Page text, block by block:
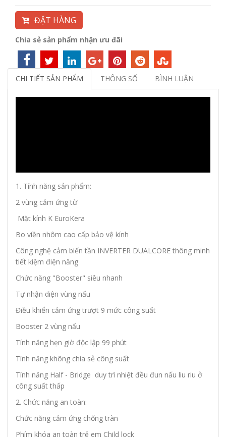
ĐẶT HÀNG
Chia sẻ sản phẩm nhận ưu đãi
CHI TIẾT SẢN PHẨM THÔNG SỐ BÌNH LUẬN
1. Tính năng sản phẩm:
2 vùng cảm ứng từ
Mặt kính K EuroKera
Bo viền nhôm cao cấp bảo vệ kính
Công nghệ cảm biến tần INVERTER DUALCORE thông minh
tiết kiệm điện năng
Chức năng "Booster" siêu nhanh
Tự nhận diện vùng nấu
Điều khiển cảm ứng trượt 9 mức công suất
Booster 2 vùng nấu
Tính năng hẹn giờ độc lập 99 phút
Tính năng không chia sẻ công suất
Tính năng Half - Bridge duy trì nhiệt đều đun nấu liu riu ở
công suất thấp
2. Chức năng an toàn:
Chức năng cảm ứng chống tràn
Phím khóa an toàn trẻ em Child lock